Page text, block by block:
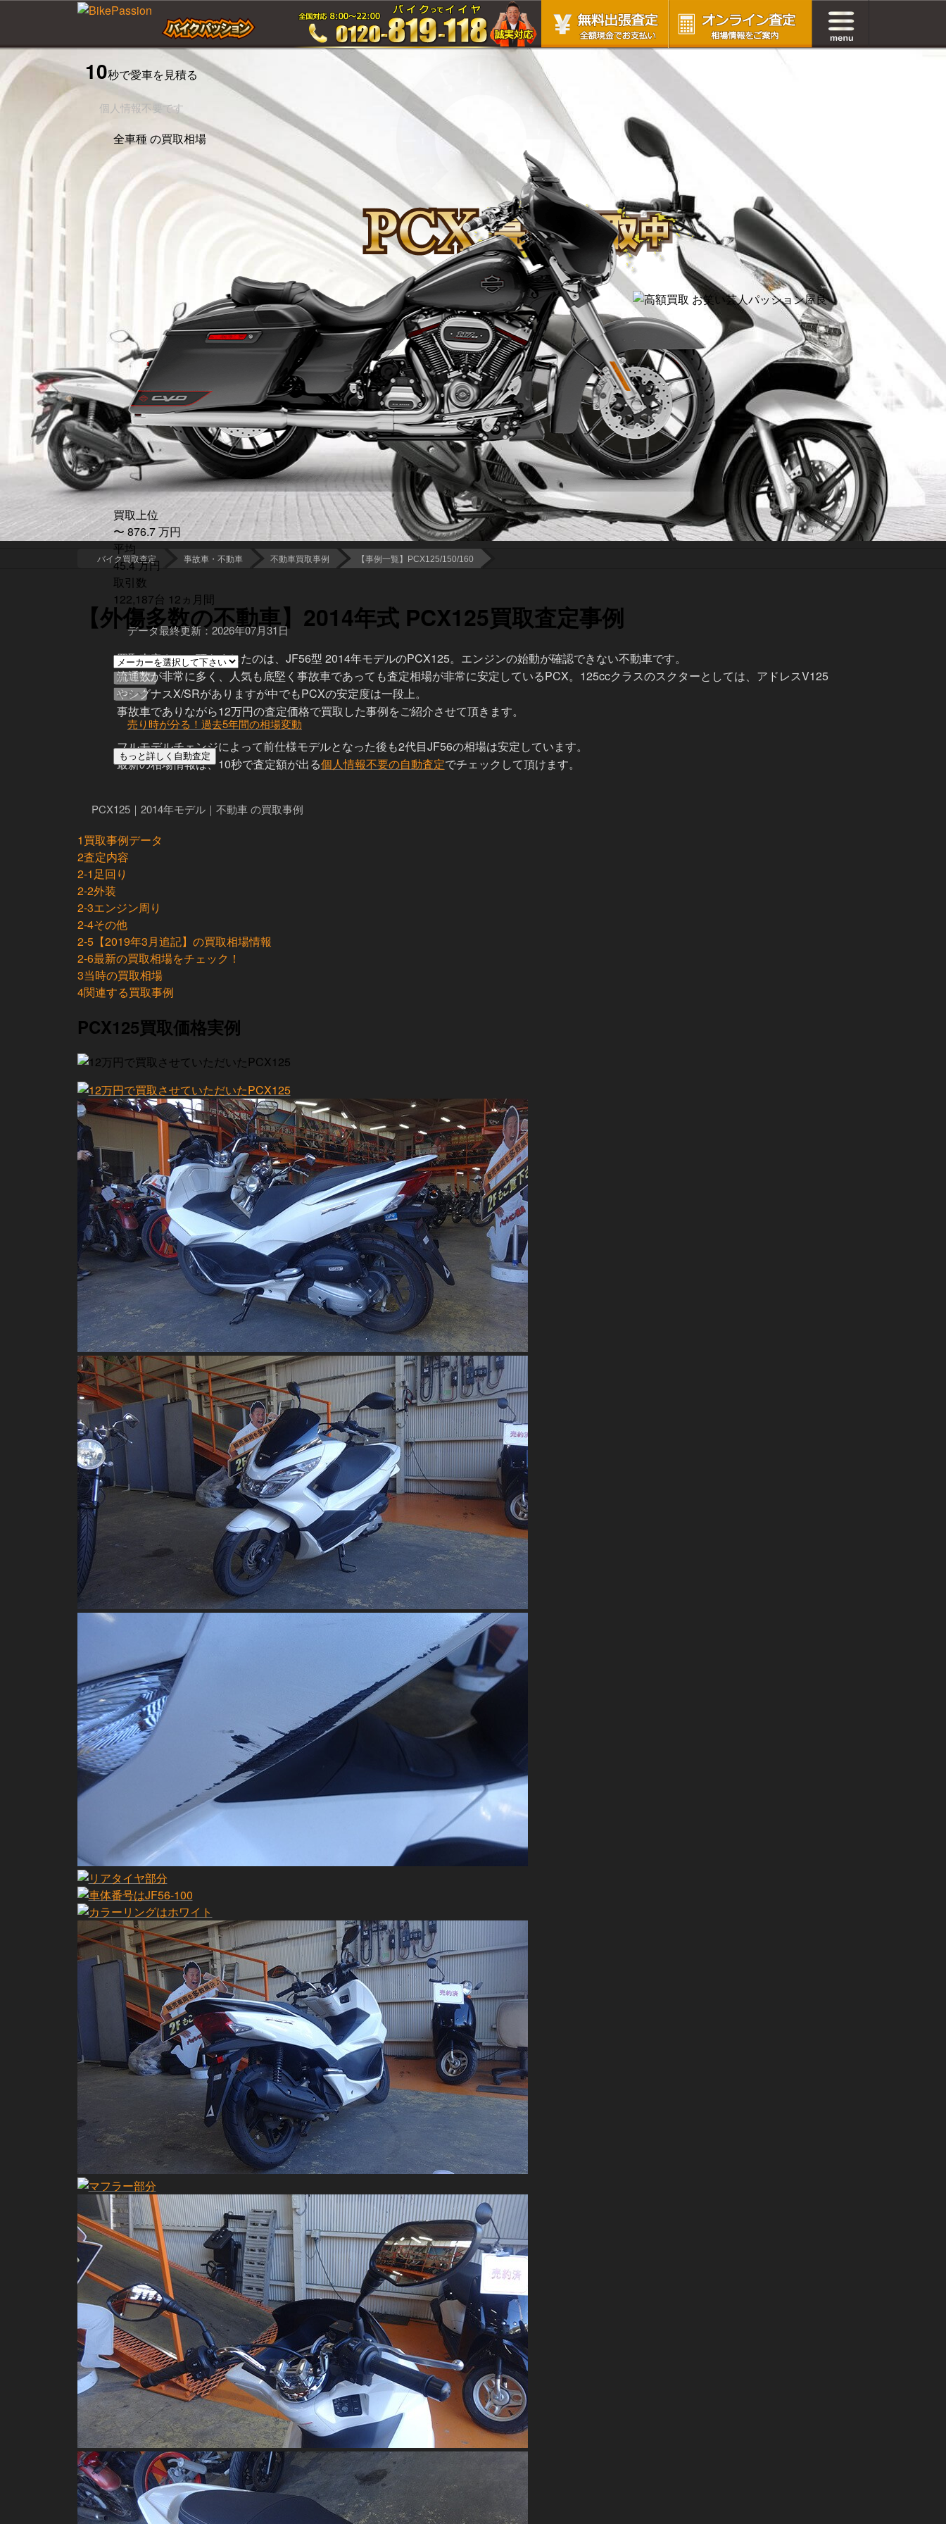
10秒で愛車を見積る
個人情報不要です
全車種の買取相場
買取上位
〜 876.7万円
平均
45.4万円
取引数
122,187台 12 ヵ月間
データ最終更新：2026年07月31日
売り時が分る！過去5年間の相場変動
バイク買取査定 事故車・不動車 不動車買取事例 【事例一覧】PCX125/150/160
【外傷多数の不動車】2014年式 PCX125買取査定事例
買取査定させて頂きましたのは、JF56型 2014年モデルのPCX125。エンジンの始動が確認できない不動車です。
流通数が非常に多く、人気も底堅く事故車であっても査定相場が非常に安定しているPCX。125ccクラスのスクターとしては、アドレスV125
やシグナスX/SRがありますが中でもPCXの安定度は一段上。
事故車でありながら12万円の査定価格で買取した事例をご紹介させて頂きます。
フルモデルチェンジによって前仕様モデルとなった後も2代目JF56の相場は安定しています。
最新の相場情報は、10秒で査定額が出る個人情報不要の自動査定でチェックして頂けます。
PCX125｜2014年モデル｜不動車 の買取事例
1買取事例データ
2査定内容
2-1足回り
2-2外装
2-3エンジン周り
2-4その他
2-5【2019年3月追記】の買取相場情報
2-6最新の買取相場をチェック！
3当時の買取相場
4関連する買取事例
PCX125買取価格実例